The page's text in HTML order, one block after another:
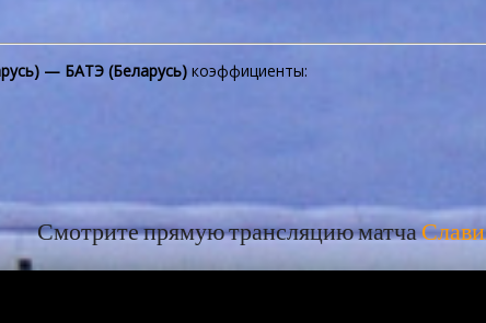
— БАТЭ (Беларусь) коэффициенты:
Смотрите прямую трансляцию матча